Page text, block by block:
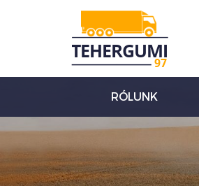
RÓLUNK